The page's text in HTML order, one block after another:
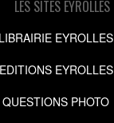
LES SITES EYROLLES
LIBRAIRIE EYROLLES
EDITIONS EYROLLES
QUESTIONS PHOTO